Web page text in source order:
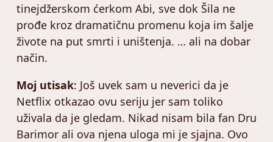
tinejdžerskom ćerkom Abi, sve dok Šila ne
prođe kroz dramatičnu promenu koja im šalje
živote na put smrti i uništenja. … ali na dobar
način.
Moj utisak: Još uvek sam u neverici da je
Netflix otkazao ovu seriju jer sam toliko
uživala da je gledam. Nikad nisam bila fan Dru
Barimor ali ova njena uloga mi je sjajna. Ovo